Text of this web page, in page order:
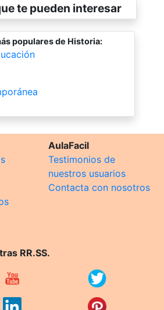
te pueden interesar
populares de Historia:
AulaFacil
Testimonios de
nuestros usuarios
Contacta con nosotros
RR.SS.